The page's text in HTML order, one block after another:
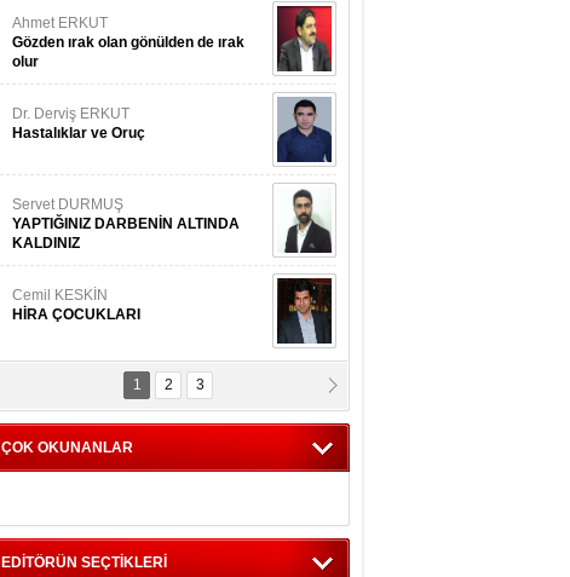
Ahmet ERKUT
Gözden ırak olan gönülden de ırak
olur
Dr. Derviş ERKUT
Hastalıklar ve Oruç
Servet DURMUŞ
YAPTIĞINIZ DARBENİN ALTINDA
KALDINIZ
Cemil KESKİN
HİRA ÇOCUKLARI
Kemal KUTLU
Ebuzer AYDIN
1 2 3
ÇOK OKUNANLAR
EDİTÖRÜN SEÇTİKLERİ